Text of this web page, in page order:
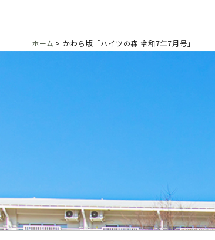
ホーム かわら版「ハイツの森 令和7年7月号」